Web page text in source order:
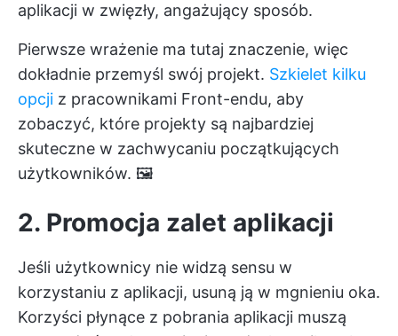
aplikacji w zwięzły, angażujący sposób.
Pierwsze wrażenie ma tutaj znaczenie, więc
dokładnie przemyśl swój projekt. Szkielet kilku
opcji z pracownikami Front-endu, aby
zobaczyć, które projekty są najbardziej
skuteczne w zachwycaniu początkujących
użytkowników. 🖼️
2. Promocja zalet aplikacji
Jeśli użytkownicy nie widzą sensu w
korzystaniu z aplikacji, usuną ją w mgnieniu oka.
Korzyści płynące z pobrania aplikacji muszą